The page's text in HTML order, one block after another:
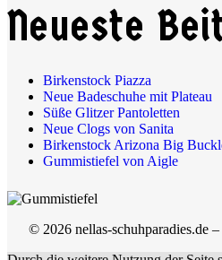
Neueste
Birkenstock Piazza
Neue Badeschuhe mit Plateau
Süße Glitzer Pantoletten
Neue Clogs von Sanita
Birkenstock Arizona Big
Gummistiefel von Aigle
© 2026 nellas-schuhparadies.de –